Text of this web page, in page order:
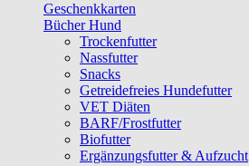
Geschenkkarten
Bücher Hund
Trockenfutter
Nassfutter
Snacks
Getreidefreies Hundefutter
VET Diäten
BARF/Frostfutter
Biofutter
Ergänzungsfutter & Aufzucht